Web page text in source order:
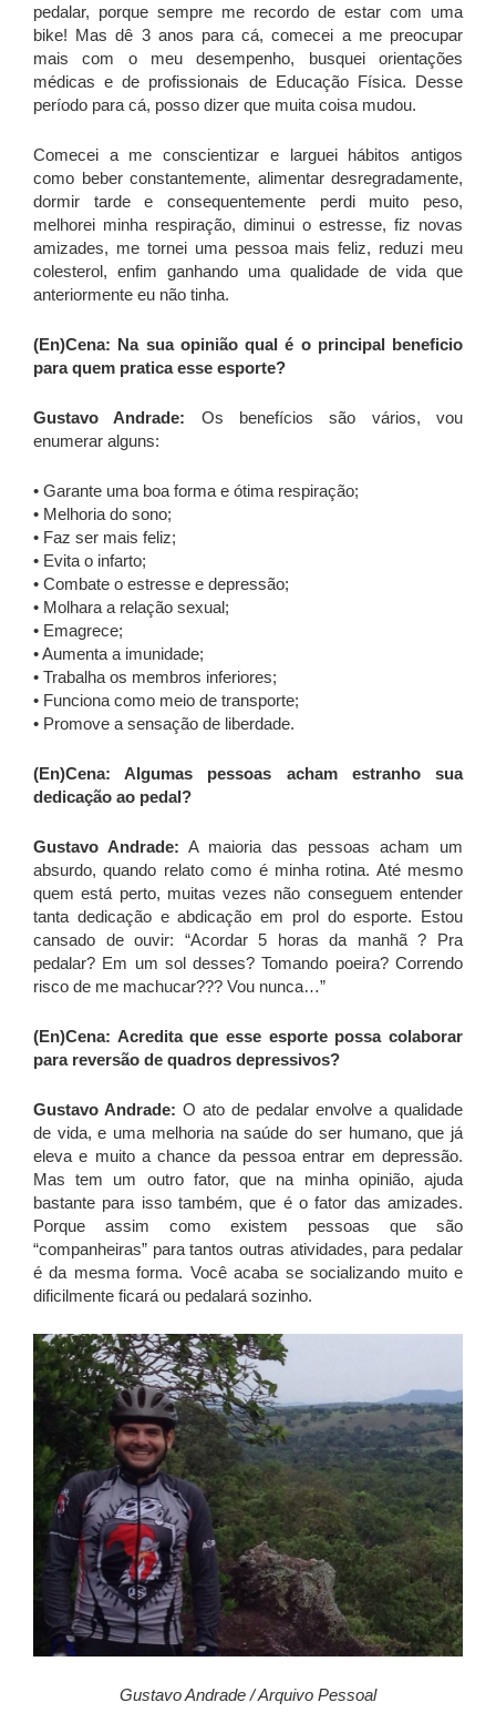
pedalar, porque sempre me recordo de estar com uma
bike! Mas dê 3 anos para cá, comecei a me preocupar
mais com o meu desempenho, busquei orientações
médicas e de profissionais de Educação Física. Desse
período para cá, posso dizer que muita coisa mudou.
Comecei a me conscientizar e larguei hábitos antigos
como beber constantemente, alimentar desregradamente,
dormir tarde e consequentemente perdi muito peso,
melhorei minha respiração, diminui o estresse, fiz novas
amizades, me tornei uma pessoa mais feliz, reduzi meu
colesterol, enfim ganhando uma qualidade de vida que
anteriormente eu não tinha.
(En)Cena: Na sua opinião qual é o principal beneficio
para quem pratica esse esporte?
Gustavo Andrade: Os benefícios são vários, vou
enumerar alguns:
• Garante uma boa forma e ótima respiração;
• Melhoria do sono;
• Faz ser mais feliz;
• Evita o infarto;
• Combate o estresse e depressão;
• Molhara a relação sexual;
• Emagrece;
• Aumenta a imunidade;
• Trabalha os membros inferiores;
• Funciona como meio de transporte;
• Promove a sensação de liberdade.
(En)Cena: Algumas pessoas acham estranho sua
dedicação ao pedal?
Gustavo Andrade: A maioria das pessoas acham um
absurdo, quando relato como é minha rotina. Até mesmo
quem está perto, muitas vezes não conseguem entender
tanta dedicação e abdicação em prol do esporte. Estou
cansado de ouvir: “Acordar 5 horas da manhã ? Pra
pedalar? Em um sol desses? Tomando poeira? Correndo
risco de me machucar??? Vou nunca…”
(En)Cena: Acredita que esse esporte possa colaborar
para reversão de quadros depressivos?
Gustavo Andrade: O ato de pedalar envolve a qualidade
de vida, e uma melhoria na saúde do ser humano, que já
eleva e muito a chance da pessoa entrar em depressão.
Mas tem um outro fator, que na minha opinião, ajuda
bastante para isso também, que é o fator das amizades.
Porque assim como existem pessoas que são
“companheiras” para tantos outras atividades, para pedalar
é da mesma forma. Você acaba se socializando muito e
dificilmente ficará ou pedalará sozinho.
Gustavo Andrade / Arquivo Pessoal